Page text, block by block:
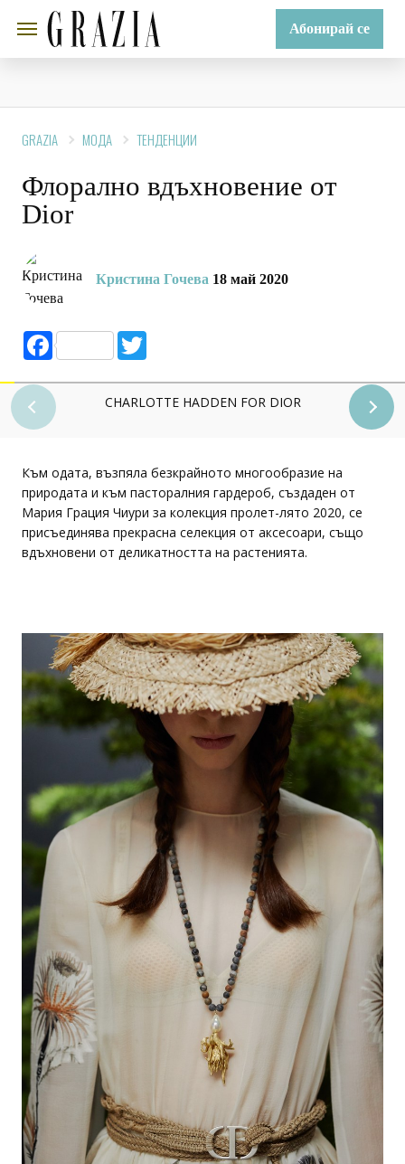
Абонирай се
GRAZIA МОДА ТЕНДЕНЦИИ
Флорално вдъхновение от
Dior
Кристина Гочева 18 май 2020
Facebook
CHARLOTTE HADDEN FOR DIOR
Към одата, възпяла безкрайното многообразие на
природата и към пасторалния гардероб, създаден от
Мария Грация Чиури за колекция пролет-лято 2020, се
присъединява прекрасна селекция от аксесоари, също
вдъхновени от деликатността на растенията.